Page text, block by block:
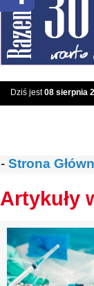
Dziś jest08 sierpnia
- Strona
Artykuły